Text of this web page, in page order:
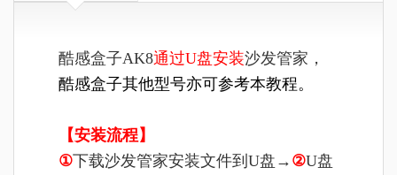
酷感盒子AK8通过U盘安装沙发管家，
酷感盒子其他型号亦可参考本教程。
【安装流程】
①下载沙发管家安装文件到U盘→ ②U盘